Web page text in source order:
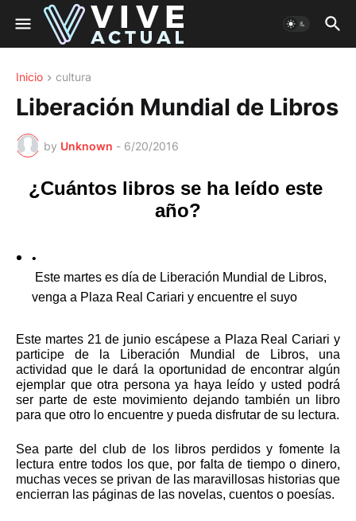
Inicio cultura
Liberación Mundial de Libros
by Unknown - 6/20/2016
¿Cuántos libros se ha leído este
año?
venga a Plaza Real Cariari y encuentre el suyo
Este martes 21 de junio escápese a Plaza Real Cariari y
participe de la Liberación Mundial de Libros, una
actividad que le dará la oportunidad de encontrar algún
ejemplar que otra persona ya haya leído y usted podrá
ser parte de este movimiento dejando también un libro
para que otro lo encuentre y pueda disfrutar de su lectura.
Sea parte del club de los libros perdidos y fomente la
lectura entre todos los que, por falta de tiempo o dinero,
muchas veces se privan de las maravillosas historias que
encierran las páginas de las novelas, cuentos o poesías.